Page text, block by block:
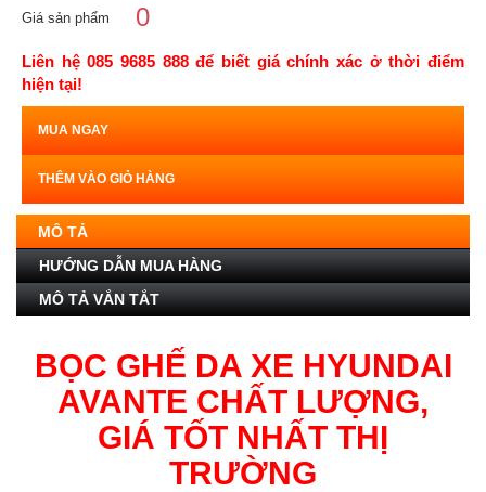
Giá sản phẩm 0
Liên hệ 085 9685 888 để biết giá chính xác ở thời điểm
hiện tại!
MUA NGAY
THÊM VÀO GIỎ HÀNG
MÔ TẢ
HƯỚNG DẪN MUA HÀNG
MÔ TẢ VẮN TẮT
BỌC GHẾ DA XE HYUNDAI
AVANTE CHẤT LƯỢNG,
GIÁ TỐT NHẤT THỊ
TRƯỜNG